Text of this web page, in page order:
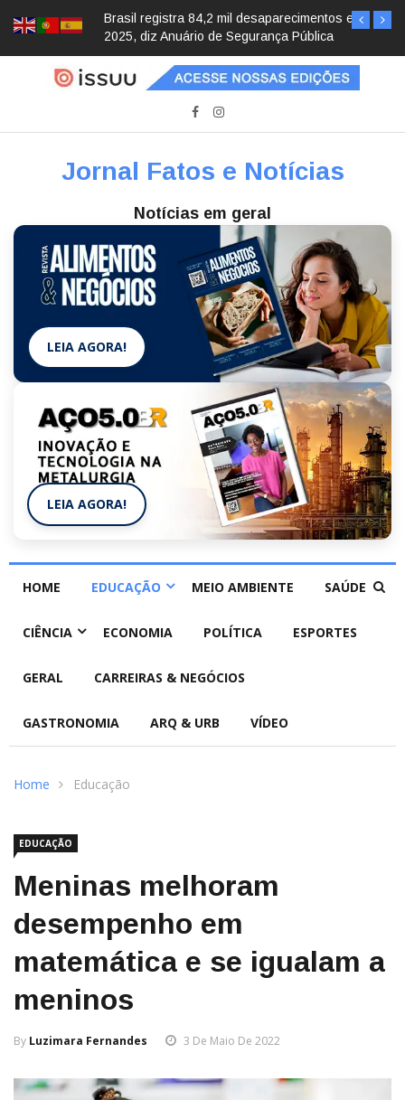
Brasil registra 84,2 mil desaparecimentos em
2025, diz Anuário de Segurança Pública
Jornal Fatos e Notícias
Notícias em geral
LEIA AGORA!
LEIA AGORA!
HOME EDUCAÇÃO MEIO AMBIENTE SAÚDE
CIÊNCIA ECONOMIA POLÍTICA ESPORTES
GERAL CARREIRAS & NEGÓCIOS
GASTRONOMIA ARQ & URB VÍDEO
Home Educação
EDUCAÇÃO
Meninas melhoram
desempenho em
matemática e se igualam a
meninos
By Luzimara Fernandes 3 De Maio De 2022